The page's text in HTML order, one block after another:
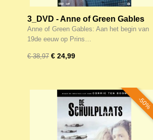
3_DVD - Anne of Green Gables
(The Collection) - 3 DVD's
Anne of Green Gables: Aan het begin van
19de eeuw op Prins…
€ 38,97 € 24,99
-50%